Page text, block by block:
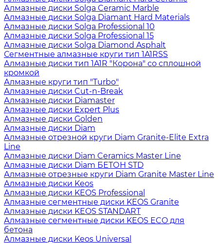
Алмазные диски Solga Ceramic Marble
Алмазные диски Solga Diamant Hard Materials
Алмазные диски Solga Professional 10
Алмазные диски Solga Professional 15
Алмазные диски Solga Diamond Asphalt
Сегментные алмазные круги тип 1A1RSS
Алмазные диски тип 1A1R "Корона" со сплошной
кромкой
Алмазные круги тип "Turbo"
Алмазные диски Cut-n-Break
Алмазные диски Diamaster
Алмазные диски Expert Plus
Алмазные диски Golden
Алмазные диски Diam
Алмазные отрезной круги Diam Granite-Elite Extra
Line
Алмазные диски Diam Ceramics Master Line
Алмазные диски Diam БЕТОН STD
Алмазные отрезные круги Diam Granite Master Line
Алмазные диски Keos
Алмазные диски KEOS Professional
Алмазные сегментные диски KEOS Granite
Алмазные диски KEOS STANDART
Алмазные сегментные диски KEOS ECO для
бетона
Алмазные диски Keos Universal